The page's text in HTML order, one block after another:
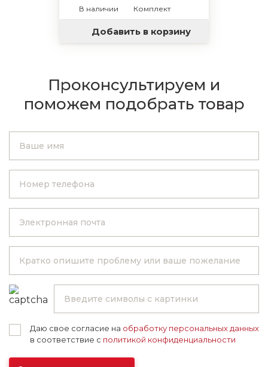
В наличии
Комплект
Добавить в корзину
Проконсультируем и
поможем подобрать товар
Даю свое согласие на обработку персональных данных
в соответствие с политикой конфиденциальности